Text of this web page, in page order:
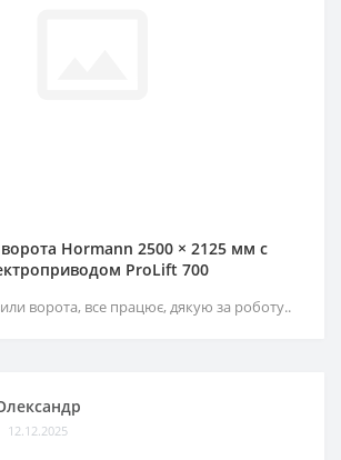
Hormann 2500 × 2125 мм c
ProLift 700
ворота, все працює, дякую за роботу..
12.12.2025